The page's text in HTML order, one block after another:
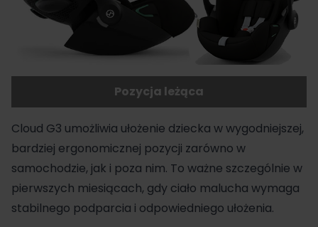
Pozycja leżąca
Cloud G3 umożliwia ułożenie dziecka w wygodniejszej,
bardziej ergonomicznej pozycji zarówno w
samochodzie, jak i poza nim. To ważne szczególnie w
pierwszych miesiącach, gdy ciało malucha wymaga
stabilnego podparcia i odpowiedniego ułożenia.